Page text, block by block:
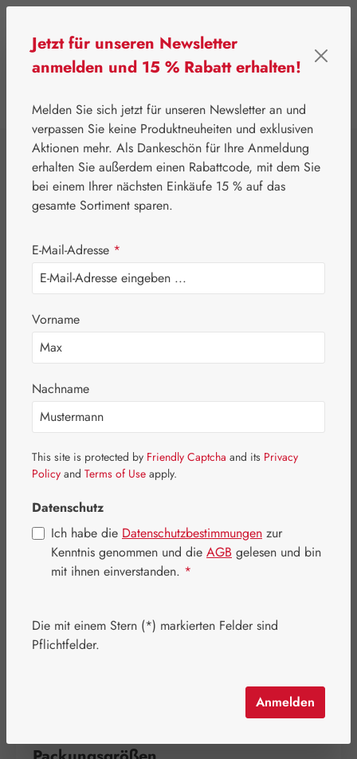
⌂ Gall Pharma Aminosäuren
L-Carnitin 360 mg
GPH Kapseln
Bildergalerie überspringen
Regulärer Preis:
434,80 €
Inhalt:0.466 Kilogramm
Jetzt für unseren Newsletter
anmelden und 15 % Rabatt erhalten!
Melden Sie sich jetzt für unseren Newsletter an und
verpassen Sie keine Produktneuheiten und exklusiven
Aktionen mehr. Als Dankeschön für Ihre Anmeldung
erhalten Sie außerdem einen Rabattcode, mit dem Sie
bei einem Ihrer nächsten Einkäufe 15 % auf das
gesamte Sortiment sparen.
E-Mail-Adresse *
Vorname
Nachname
This site is protected by Friendly Captcha and its Privacy
Policy and Terms of Use apply.
Datenschutz
Ich habe die Datenschutzbestimmungen zur
Kenntnis genommen und die AGB gelesen und bin
mit ihnen einverstanden. *
Die mit einem Stern (*) markierten Felder sind
Pflichtfelder.
Anmelden